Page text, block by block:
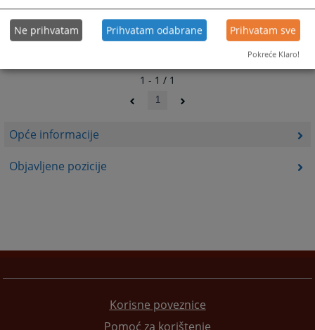
Opće informacije
Objavljene pozicije
1 - 1 / 1
1
Korisne poveznice
Pomoć za korištenje
Ne prihvatam Prihvatam odabrane Prihvatam sve
Pokreće Klaro!